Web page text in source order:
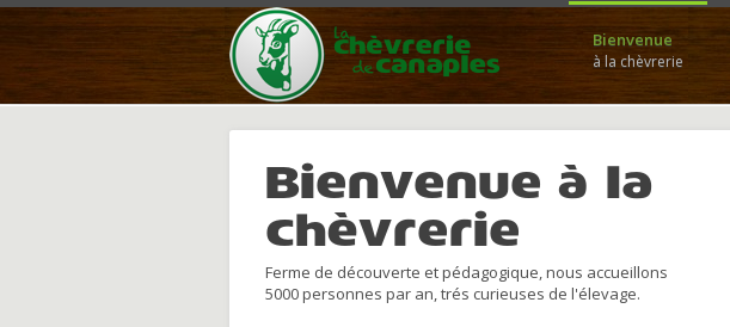
Bienvenue
à la chèvrerie
Bienvenue à la
chèvrerie
Ferme de découverte et pédagogique, nous accueillons
5000 personnes par an, trés curieuses de l'élevage.